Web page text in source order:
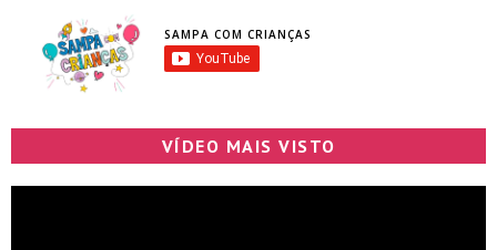
SAMPA COM CRIANÇAS
VÍDEO MAIS VISTO